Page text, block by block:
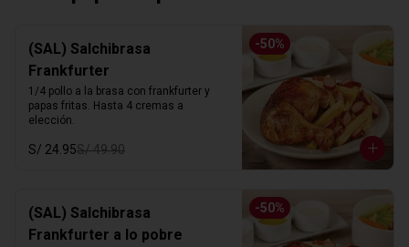
-50%
(SAL) Salchibrasa
Frankfurter
1/4 pollo a la brasa con frankfurter y
papas fritas. Hasta 4 cremas a
elección.
S/ 24.95S/ 49.90
-50%
(SAL) Salchibrasa
Frankfurter a lo pobre